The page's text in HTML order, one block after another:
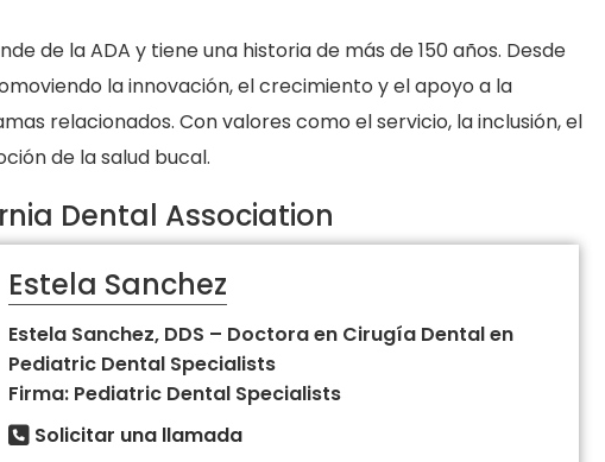
de la ADA y tiene una historia de más de 150 años. Desde
la innovación, el crecimiento y el apoyo a la
relacionados. Con valores como el servicio, la inclusión, el
de la salud bucal.
Dental Association
Estela Sanchez
Estela Sanchez, DDS – Doctora en Cirugía Dental en
Pediatric Dental Specialists
Firma: Pediatric Dental Specialists
Solicitar una llamada